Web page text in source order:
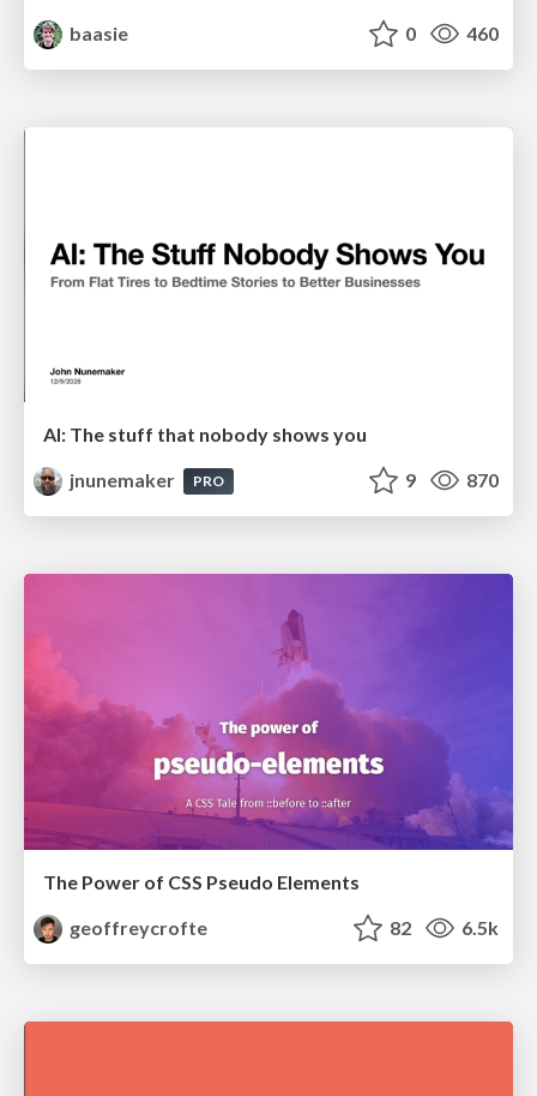
baasie
0 460
AI: The stuff that nobody shows you
jnunemaker
PRO 9 870
The Power of CSS Pseudo Elements
geoffreycrofte
82 6.5k